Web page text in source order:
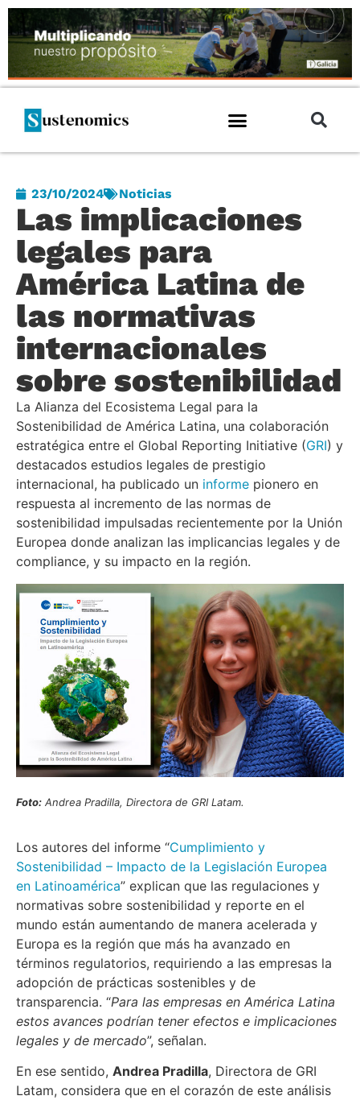
23/10/2024 Noticias
Las implicaciones
legales para
América Latina de
las normativas
internacionales
sobre sostenibilidad
La Alianza del Ecosistema Legal para la
Sostenibilidad de América Latina, una colaboración
estratégica entre el Global Reporting Initiative (GRI) y
destacados estudios legales de prestigio
internacional, ha publicado un informe pionero en
respuesta al incremento de las normas de
sostenibilidad impulsadas recientemente por la Unión
Europea donde analizan las implicancias legales y de
compliance, y su impacto en la región.
Foto: Andrea Pradilla, Directora de GRI Latam.
Los autores del informe “Cumplimiento y
Sostenibilidad – Impacto de la Legislación Europea
en Latinoamérica” explican que las regulaciones y
normativas sobre sostenibilidad y reporte en el
mundo están aumentando de manera acelerada y
Europa es la región que más ha avanzado en
términos regulatorios, requiriendo a las empresas la
adopción de prácticas sostenibles y de
transparencia. “Para las empresas en América Latina
estos avances podrían tener efectos e implicaciones
legales y de mercado”, señalan.
En ese sentido, Andrea Pradilla, Directora de GRI
Latam, considera que en el corazón de este análisis